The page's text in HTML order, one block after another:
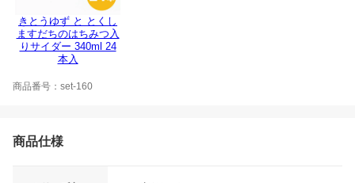
きとうゆず と とくし
ますだちのはちみつ入
りサイダー 340ml 24
本入
商品番号：set-160
商品仕様